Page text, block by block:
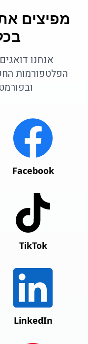
מפיצים
אנחנו
הפלטפורמות
Facebook
TikTok
LinkedIn